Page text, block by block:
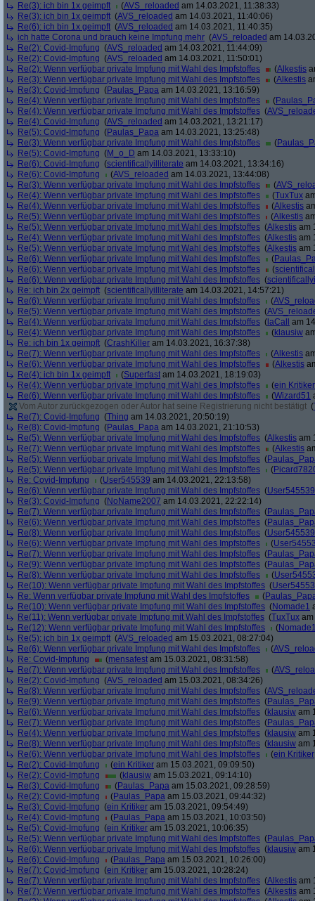
Re(3): ich bin 1x geimpft
(AVS_reloaded am 14.03.2021, 11:38:33)
Re(3): ich bin 1x geimpft (AVS_reloaded am 14.03.2021, 11:40:06)
Re(6): ich bin 1x geimpft (AVS_reloaded am 14.03.2021, 11:40:35)
ich hatte Corona und brauch keine Impfung mehr (AVS_reloaded am
Re(2): Covid-Impfung (AVS_reloaded am 14.03.2021, 11:44:09)
Re(2): Covid-Impfung (AVS_reloaded am 14.03.2021, 11:50:01)
Re(2): Wenn verfügbar private Impfung mit Wahl des Impfstoffes
(Alkestis
Re(3): Wenn verfügbar private Impfung mit Wahl des Impfstoffes
(Alkestis
Re(3): Covid-Impfung (Paulas_Papa am 14.03.2021, 13:16:59)
Re(4): Wenn verfügbar private Impfung mit Wahl des Impfstoffes
(
Re(4): Wenn verfügbar private Impfung mit Wahl des Impfstoffes (
Re(4): Covid-Impfung (AVS_reloaded am 14.03.2021, 13:21:17)
Re(5): Covid-Impfung (Paulas_Papa am 14.03.2021, 13:25:48)
Re(3): Wenn verfügbar private Impfung mit Wahl des Impfstoffes
(
Re(5): Covid-Impfung (M_o_D am 14.03.2021, 13:33:10)
Re(6): Covid-Impfung (scientificallyilliterate am 14.03.2021, 13:34:16)
Re(6): Covid-Impfung
(AVS_reloaded am 14.03.2021, 13:44:08)
Re(3): Wenn verfügbar private Impfung mit Wahl des Impfstoffes
(
Re(4): Wenn verfügbar private Impfung mit Wahl des Impfstoffes
(TuxTux
Re(4): Wenn verfügbar private Impfung mit Wahl des Impfstoffes
(Alkestis
Re(5): Wenn verfügbar private Impfung mit Wahl des Impfstoffes
(Alkestis
Re(5): Wenn verfügbar private Impfung mit Wahl des Impfstoffes (Alkestis am
Re(4): Wenn verfügbar private Impfung mit Wahl des Impfstoffes (Alkestis am
Re(5): Wenn verfügbar private Impfung mit Wahl des Impfstoffes (Alkestis am
Re(6): Wenn verfügbar private Impfung mit Wahl des Impfstoffes
(
Re(6): Wenn verfügbar private Impfung mit Wahl des Impfstoffes
(
Re(6): Wenn verfügbar private Impfung mit Wahl des Impfstoffes (
Re: ich bin 2x geimpft (scientificallyilliterate am 14.03.2021, 14:57:21)
Re(6): Wenn verfügbar private Impfung mit Wahl des Impfstoffes
(
Re(5): Wenn verfügbar private Impfung mit Wahl des Impfstoffes (
Re(4): Wenn verfügbar private Impfung mit Wahl des Impfstoffes ( laCall
am
Re(4): Wenn verfügbar private Impfung mit Wahl des Impfstoffes
(klausiw
Re: ich bin 1x geimpft (CrashKiller am 14.03.2021, 16:37:38)
Re(7): Wenn verfügbar private Impfung mit Wahl des Impfstoffes
(Alkestis
Re(6): Wenn verfügbar private Impfung mit Wahl des Impfstoffes
(Alkestis
Re(4): ich bin 1x geimpft
(Superfast am 14.03.2021, 18:19:03)
Re(4): Wenn verfügbar private Impfung mit Wahl des Impfstoffes
(ein Kritiker
Re(6): Wenn verfügbar private Impfung mit Wahl des Impfstoffes
(Wizard51
Vom Autor zurückgezogen oder Autor hat seine Registrierung nicht bestätigt (
Re(7): Covid-Impfung (Thing am 14.03.2021, 20:50:19)
Re(8): Covid-Impfung (Paulas_Papa am 14.03.2021, 21:10:53)
Re(5): Wenn verfügbar private Impfung mit Wahl des Impfstoffes (Alkestis am
Re(7): Wenn verfügbar private Impfung mit Wahl des Impfstoffes
(Alkestis
Re(5): Wenn verfügbar private Impfung mit Wahl des Impfstoffes (
Re(5): Wenn verfügbar private Impfung mit Wahl des Impfstoffes
(
Re: Covid-Impfung
(User545539 am 14.03.2021, 22:13:58)
Re(6): Wenn verfügbar private Impfung mit Wahl des Impfstoffes (User545539
Re(3): Covid-Impfung (NoName2007 am 14.03.2021, 22:22:14)
Re(7): Wenn verfügbar private Impfung mit Wahl des Impfstoffes (
Re(6): Wenn verfügbar private Impfung mit Wahl des Impfstoffes (
Re(8): Wenn verfügbar private Impfung mit Wahl des Impfstoffes (User545539
Re(6): Wenn verfügbar private Impfung mit Wahl des Impfstoffes
(
Re(7): Wenn verfügbar private Impfung mit Wahl des Impfstoffes (
Re(9): Wenn verfügbar private Impfung mit Wahl des Impfstoffes (
Re(8): Wenn verfügbar private Impfung mit Wahl des Impfstoffes
(
Re(10): Wenn verfügbar private Impfung mit Wahl des Impfstoffes (
Re: Wenn verfügbar private Impfung mit Wahl des Impfstoffes
(
Re(10): Wenn verfügbar private Impfung mit Wahl des Impfstoffes (Nomade1
Re(11): Wenn verfügbar private Impfung mit Wahl des Impfstoffes (TuxTux
Re(12): Wenn verfügbar private Impfung mit Wahl des Impfstoffes
(
Re(5): ich bin 1x geimpft (AVS_reloaded am 15.03.2021, 08:27:04)
Re(6): Wenn verfügbar private Impfung mit Wahl des Impfstoffes
(
Re: Covid-Impfung
(mensafest am 15.03.2021, 08:31:58)
Re(7): Wenn verfügbar private Impfung mit Wahl des Impfstoffes
(
Re(2): Covid-Impfung (AVS_reloaded am 15.03.2021, 08:34:26)
Re(8): Wenn verfügbar private Impfung mit Wahl des Impfstoffes (
Re(9): Wenn verfügbar private Impfung mit Wahl des Impfstoffes (
Re(6): Wenn verfügbar private Impfung mit Wahl des Impfstoffes (klausiw am
Re(7): Wenn verfügbar private Impfung mit Wahl des Impfstoffes (
Re(4): Wenn verfügbar private Impfung mit Wahl des Impfstoffes (klausiw am
Re(8): Wenn verfügbar private Impfung mit Wahl des Impfstoffes (klausiw am
Re(6): Wenn verfügbar private Impfung mit Wahl des Impfstoffes
(ein Kritiker
Re(2): Covid-Impfung
(ein Kritiker am 15.03.2021, 09:09:50)
Re(2): Covid-Impfung
(klausiw am 15.03.2021, 09:14:10)
Re(3): Covid-Impfung
(Paulas_Papa am 15.03.2021, 09:28:59)
Re(2): Covid-Impfung
(Paulas_Papa am 15.03.2021, 09:44:32)
Re(3): Covid-Impfung (ein Kritiker am 15.03.2021, 09:54:49)
Re(4): Covid-Impfung
(Paulas_Papa am 15.03.2021, 10:03:50)
Re(5): Covid-Impfung (ein Kritiker am 15.03.2021, 10:06:35)
Re(5): Wenn verfügbar private Impfung mit Wahl des Impfstoffes (
Re(6): Wenn verfügbar private Impfung mit Wahl des Impfstoffes (klausiw am
Re(6): Covid-Impfung
(Paulas_Papa am 15.03.2021, 10:26:00)
Re(7): Covid-Impfung (ein Kritiker am 15.03.2021, 10:28:24)
Re(7): Wenn verfügbar private Impfung mit Wahl des Impfstoffes (Alkestis am
Re(7): Wenn verfügbar private Impfung mit Wahl des Impfstoffes (Alkestis am